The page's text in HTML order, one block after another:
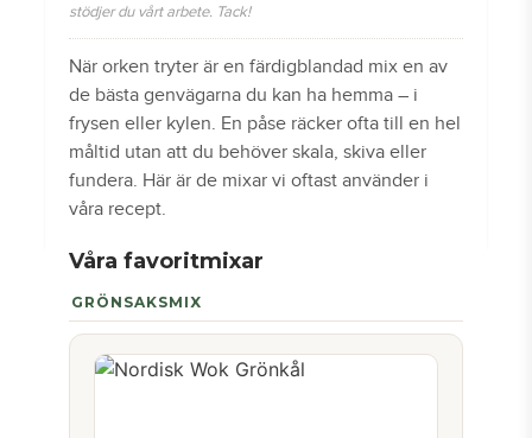
stödjer du vårt arbete. Tack!
När orken tryter är en färdigblandad mix en av
de bästa genvägarna du kan ha hemma – i
frysen eller kylen. En påse räcker ofta till en hel
måltid utan att du behöver skala, skiva eller
fundera. Här är de mixar vi oftast använder i
våra recept.
Våra favoritmixar
GRÖNSAKSMIX